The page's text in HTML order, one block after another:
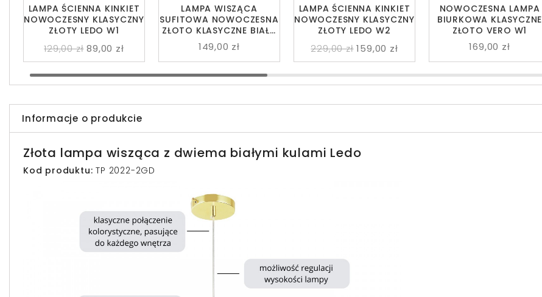
LAMPA WISZĄCA
SUFITOWA NOWOCZESNA
ZŁOTO KLASYCZNE BIAŁA
KULA LEDO W1
149,00 zł
LAMPA ŚCIENNA KINKIET
NOWOCZESNY KLASYCZNY
ZŁOTY LEDO W2
229,00 zł 159,00 zł
LAMPA ŚCIENNA KINKIET
NOWOCZESNY KLASYCZNY
ZŁOTY LEDO W1
129,00 zł 89,00 zł
NOWOCZESNA LAMPA
BIURKOWA KLASYCZNE
ZŁOTO VERO W1
169,00 zł
Informacje o produkcie
Złota lampa wisząca z dwiema białymi kulami Ledo
Kod produktu:TP 2022-2GD